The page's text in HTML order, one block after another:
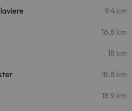
9.4 km
16.8 km
18 km
18.8 km
18.9 km